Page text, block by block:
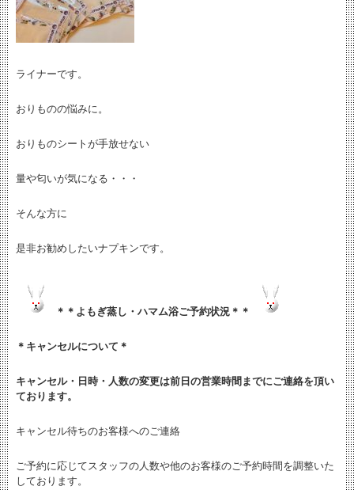
ライナーです。
おりものの悩みに。
おりものシートが手放せない
量や匂いが気になる・・・
そんな方に
是非お勧めしたいナプキンです。
＊＊よもぎ蒸し・ハマム浴ご予約状況＊＊
＊キャンセルについて＊
キャンセル・日時・人数の変更は前日の営業時間までにご連絡を頂い
ております。
キャンセル待ちのお客様へのご連絡
ご予約に応じてスタッフの人数や他のお客様のご予約時間を調整いた
しております。